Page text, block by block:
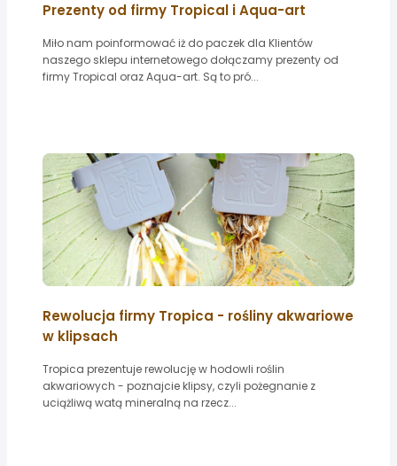
Prezenty od firmy Tropical i Aqua-art
Miło nam poinformować iż do paczek dla Klientów
naszego sklepu internetowego dołączamy prezenty od
firmy Tropical oraz Aqua-art. Są to pró...
Rewolucja firmy Tropica - rośliny akwariowe
w klipsach
Tropica prezentuje rewolucję w hodowli roślin
akwariowych - poznajcie klipsy, czyli pożegnanie z
uciążliwą watą mineralną na rzecz...